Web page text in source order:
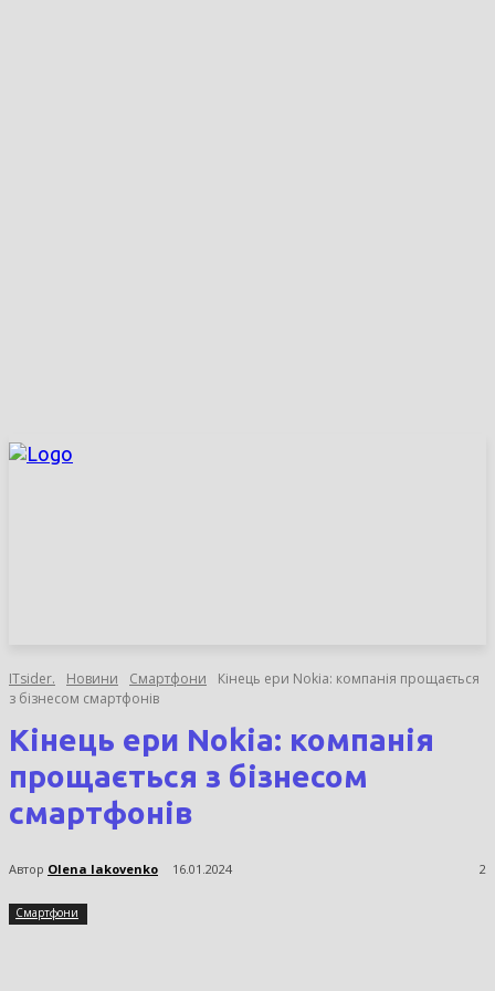
ITsider. Новини Смартфони
Кінець ери Nokia: компанія прощається
з бізнесом смартфонів
Кінець ери Nokia: компанія
прощається з бізнесом
смартфонів
Автор Olena Iakovenko 16.01.2024 2
Смартфони